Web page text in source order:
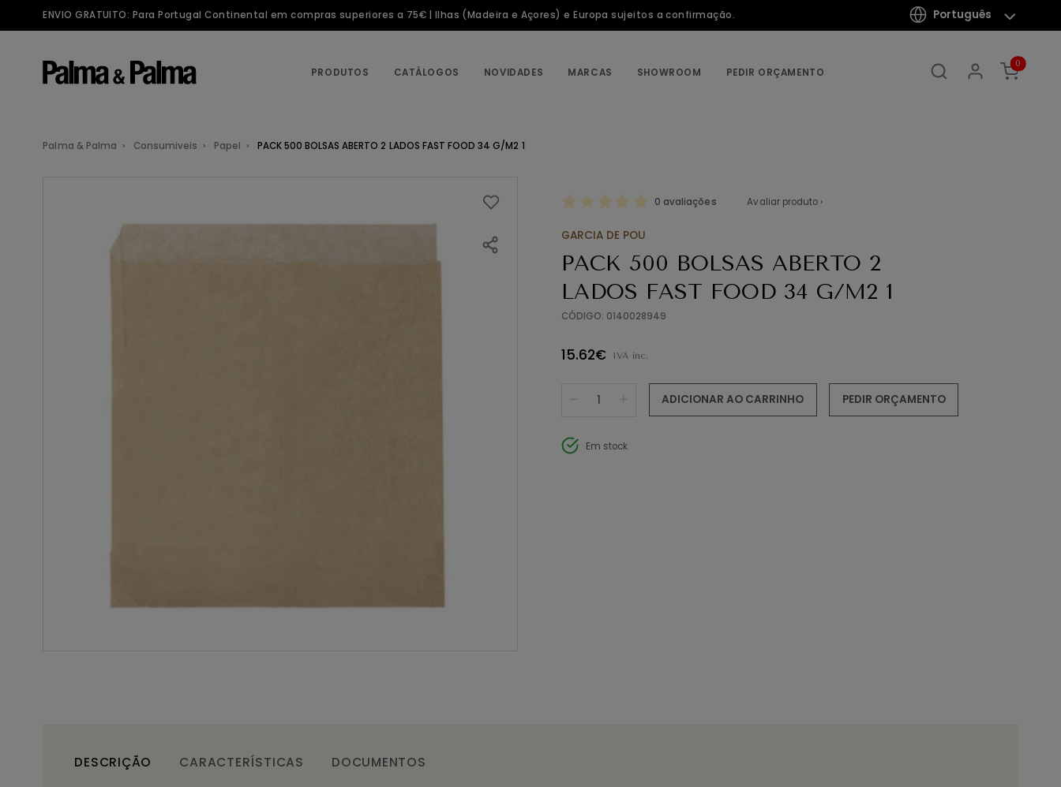
ENVIO GRATUITO: Para Portugal Continental em compras superiores a 75€ | Ilhas (Madeira e Açores) e Europa sujeitos a confirmação. Português
PRODUTOS CATÁLOGOS NOVIDADES MARCAS SHOWROOM PEDIR ORÇAMENTO
0
Palma & Palma Consumiveis Papel PACK 500 BOLSAS ABERTO 2 LADOS FAST FOOD 34 G/M2 1
0 avaliações Avaliar produto ›
GARCIA DE POU
PACK 500 BOLSAS ABERTO 2
LADOS FAST FOOD 34 G/M2 1
CÓDIGO: 0140028949
15.62€ IVA inc.
ADICIONAR AO CARRINHO PEDIR ORÇAMENTO
Em stock
DESCRIÇÃO CARACTERÍSTICAS DOCUMENTOS